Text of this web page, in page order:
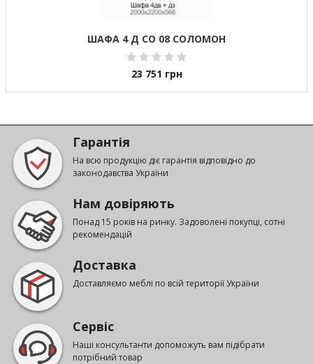
ШАФА 4 Д СО 08 СОЛОМОН
23 751 грн
Гарантія
На всю продукцію діє гарантія відповідно до
законодавства України
Нам довіряють
Понад 15 років на ринку. Задоволені покупці, сотні
рекомендацій
Доставка
Доставляємо меблі по всій території України
Сервіс
Наші консультанти допоможуть вам підібрати
потрібний товар